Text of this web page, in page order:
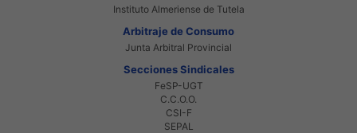
Instituto Almeriense de Tutela
Arbitraje de Consumo
Junta Arbitral Provincial
Secciones Sindicales
FeSP-UGT
C.C.O.O.
CSI-F
SEPAL